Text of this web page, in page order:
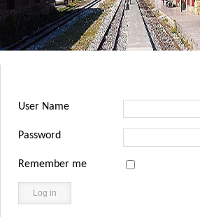
User Name
Password
Remember me
Log in